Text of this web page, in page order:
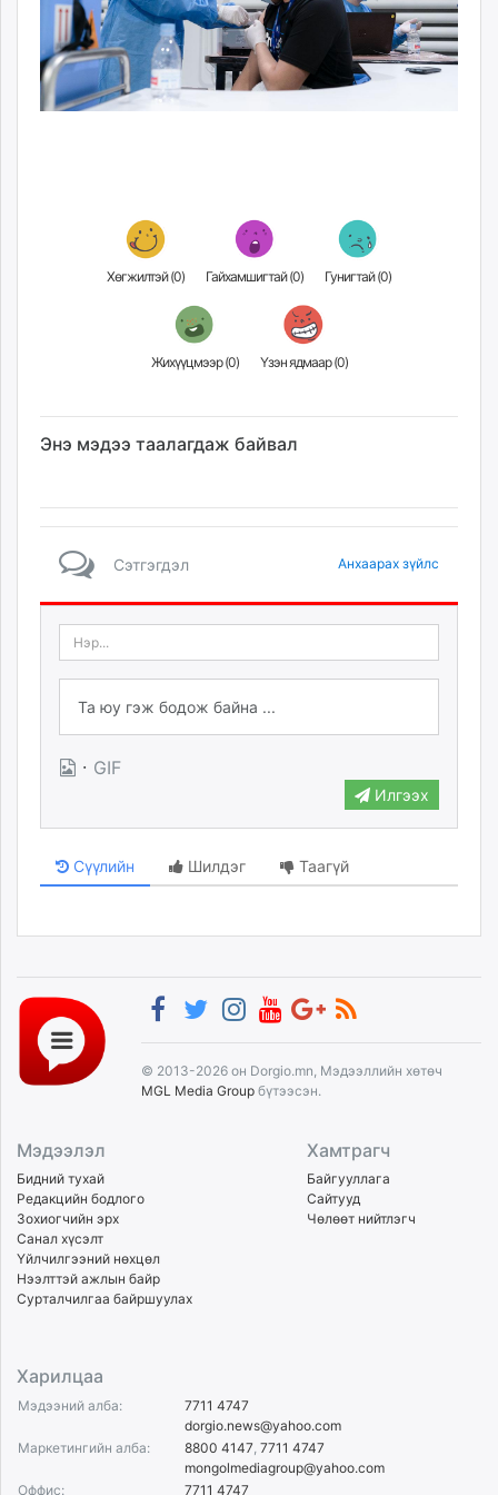
Хөгжилтэй (0) Гайхамшигтай (0) Гунигтай (0)
Жихүүцмээр (0) Үзэн ядмаар (0)
Энэ мэдээ таалагдаж байвал
Сэтгэгдэл Анхаарах зүйлс
· GIF
Илгээх
Сүүлийн Шилдэг Таагүй
© 2013-2026 он Dorgio.mn, Мэдээллийн хөтөч
MGL Media Group бүтээсэн.
Мэдээлэл
Бидний тухай
Редакцийн бодлого
Зохиогчийн эрх
Санал хүсэлт
Үйлчилгээний нөхцөл
Нээлттэй ажлын байр
Сурталчилгаа байршуулах
Хамтрагч
Байгууллага
Сайтууд
Чөлөөт нийтлэгч
Харилцаа
Мэдээний алба:
7711 4747
dorgio.news@yahoo.com
Маркетингийн алба:
8800 4147, 7711 4747
mongolmediagroup@yahoo.com
Оффис:
7711 4747